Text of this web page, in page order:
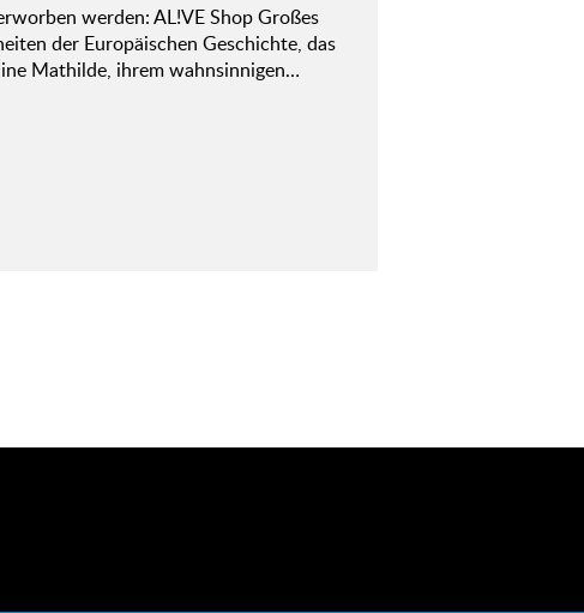
werden: AL!VE Shop Großes
der Europäischen Geschichte, das
Mathilde, ihrem wahnsinnigen…